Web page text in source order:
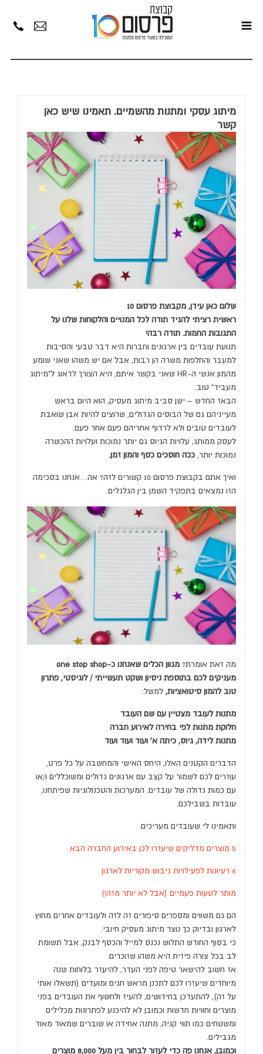
מיתוג עסקי ומתנות מהשמיים. תאמינו שיש כאן
קשר
שלום כאן עידן, מקבוצת פרסום 10
ראשית רציתי להגיד תודה לכל המנויים והלקוחות שלנו על
התגובות החמות. תודה רבה!
תנועת עובדים בין ארגונים וחברות היא דבר טבעי והסיבות
למעבר והחלפות משרה הן רבות, אבל אם יש משהו שאני שומע
מהמון אנשי ה-HR שאני בקשר איתם, היא הצורך לדאוג ל"מיתוג
מעביד" טוב.
הבאז החדש – ישן סביב מיתוג מעסיק, הוא היום בראש
מעייניהם גם של הבוסים הגדולים, שרוצים להיות אבן שואבת
לעובדים טובים ולא לרדוף אחריהם פעם אחר פעם.
לעסק ממותג, עלויות הגיוס גם יותר נמוכות ועלויות ההכשרה
נמוכות יותר,ככה חוסכים כסף והמון זמן.
ואיך אתם בקבוצת פרסום 10 קשורים לזה? אה…אנחנו בסכימה
הזו נמצאים בתפקיד השמן בין הגלגלים.
מה זאת אומרת?
מגוון הכלים שאנחנו כ-one stop shop
מעניקים לכם בתוספת ניסיון ושקט תעשייתי / לוגיסטי,פתרון
טוב להמון סיטואציות, למשל:
מתנות לעובד מצטיין עם שם העובד
חלוקת מתנות לפי בחירה לאירוע חברה
מתנות לידה, גיוס, כיתה א' ועוד ועוד ועוד
הדברים הקטנים האלו, היחס האישי והמחשבה על כל פרט,
עוזרים לכם לשמור על קצב עם ארגונים גדולים ומשוכללים ו/או
עם כמות גדולה של עובדים. המערכות והטכנולוגיות שפיתחנו,
עובדות בשבילכם.
ותאמינו לי שעובדים מעריכים.
5 מוצרים מדליקים שיעזרו לכן באירוע החברה הבא
6 רעיונות לפעילויות גיבוש מקוריות לארגון
מותר לטעות פעמיים (אבל לא יותר מזה!)
הם גם משווים ומספרים סיפורים זה לזה ולעובדים אחרים מחוץ
לארגון ובדיוק כך נוצר מיתוג מעסיק חיובי.
כי בסוף החודש התלוש נכנס למייל והכסף לבנק, אבל תשומת
לב בכל צורה פיזית היא משהו שזוכרים.
אז חשוב להישאר טיפה לפני העדר, להיעזר בלוחות שנה
מיוחדים שיעזרו לכם לתכנן מראש חגים ומועדים (תשאלו אותי
על זה), להתעדכן בחידושים, להעיז ולחשוף את העובדים בפני
מוצרים וחוויות חדשות וכמובן לא להיכנע לפתרונות מכלילים
ומשטחים כמו תווי קניה, מתנה אחידה או שוברים שמאוד מאוד
מגבילים.
וכמובן, אנחנו פה כדי לעזור לבחור בין מעל 8,000 מוצרים